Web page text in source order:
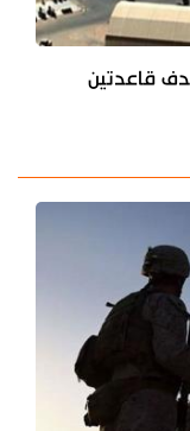
قاعدتين